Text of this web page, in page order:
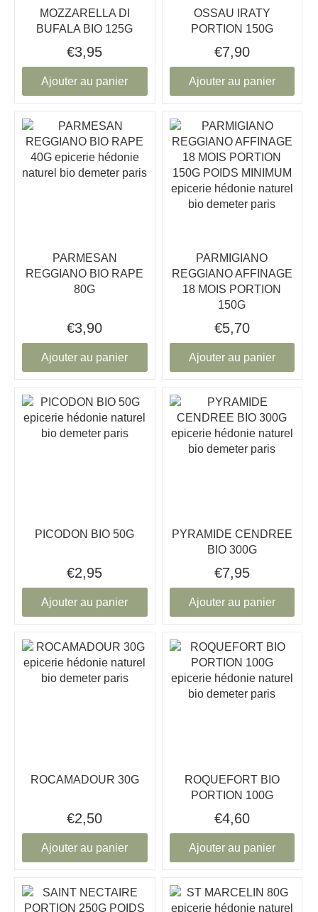
MOZZARELLA DI
BUFALA BIO 125G
€3,95
Ajouter au panier
OSSAU IRATY
PORTION 150G
€7,90
Ajouter au panier
PARMESAN
REGGIANO BIO RAPE
80G
€3,90
Ajouter au panier
PARMIGIANO
REGGIANO AFFINAGE
18 MOIS PORTION
150G
€5,70
Ajouter au panier
PICODON BIO 50G
€2,95
Ajouter au panier
PYRAMIDE CENDREE
BIO 300G
€7,95
Ajouter au panier
ROCAMADOUR 30G
€2,50
Ajouter au panier
ROQUEFORT BIO
PORTION 100G
€4,60
Ajouter au panier